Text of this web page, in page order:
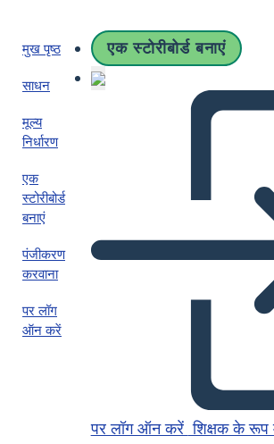
मुख पृष्ठ
साधन
मूल्य
निर्धारण
एक
स्टोरीबोर्ड
बनाएं
पंजीकरण
करवाना
पर लॉग
ऑन करें
एक स्टोरीबोर्ड बनाएं
पर लॉग ऑन करें शिक्षक के